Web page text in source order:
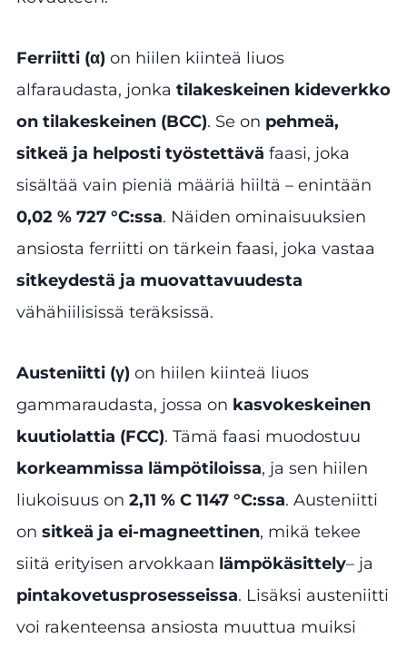
Ferriitti (α) on hiilen kiinteä liuos
alfaraudasta, jonka tilakeskeinen kideverkko
on tilakeskeinen (BCC). Se on pehmeä,
sitkeä ja helposti työstettävä faasi, joka
sisältää vain pieniä määriä hiiltä – enintään
0,02 % 727 °C:ssa. Näiden ominaisuuksien
ansiosta ferriitti on tärkein faasi, joka vastaa
sitkeydestä ja muovattavuudesta
vähähiilisissä teräksissä.
Austeniitti (γ) on hiilen kiinteä liuos
gammaraudasta, jossa on kasvokeskeinen
kuutiolattia (FCC). Tämä faasi muodostuu
korkeammissa lämpötiloissa, ja sen hiilen
liukoisuus on 2,11 % C 1147 °C:ssa. Austeniitti
on sitkeä ja ei-magneettinen, mikä tekee
siitä erityisen arvokkaan lämpökäsittely– ja
pintakovetusprosesseissa. Lisäksi austeniitti
voi rakenteensa ansiosta muuttua muiksi